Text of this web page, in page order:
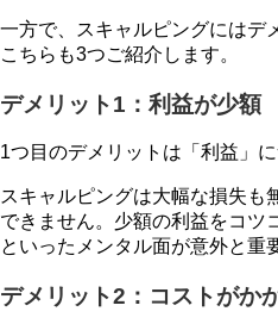
一方で、スキャルピングにはデ
こちらも3つご紹介します。
デメリット1：利益が少額
1つ目のデメリットは「利益」に
スキャルピングは大幅な損失も
できません。少額の利益をコツ
といったメンタル面が意外と重
デメリット2：コストがか